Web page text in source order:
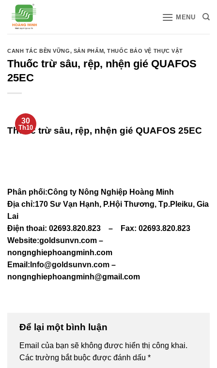
qua
MENU
CANH TÁC BỀN VỮNG, SẢN PHẨM,THUỐC BẢO VỆ THỰC VẬT
Thuốc trừ sâu, rệp, nhện gié QUAFOS
25EC
30
Th10
Thuốc trừ sâu, rệp, nhện gié QUAFOS 25EC
Phân phối:Công ty Nông Nghiệp Hoàng Minh
Địa chỉ:170 Sư Vạn Hạnh, P.Hội Thương, Tp.Pleiku, Gia
Lai
Điện thoai: 02693.820.823 – Fax: 02693.820.823
Website:goldsunvn.com –
nongnghiephoangminh.com
Email: Info@goldsunvn.com –
nongnghiephoangminh@gmail.com
Để lại một bình luận
Email của bạn sẽ không được hiển thị công khai.
Các trường bắt buộc được đánh dấu *